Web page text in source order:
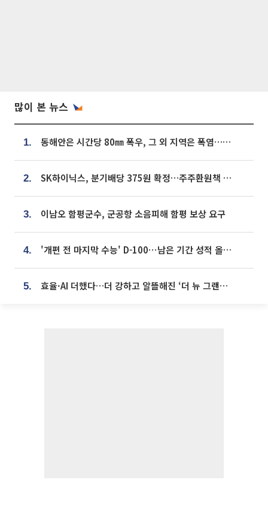
많이 본 뉴스
1. 동해안은 시간당 80㎜ 폭우, 그 외 지역은 폭염…‘극과 극 날씨’
2. SK하이닉스, 분기배당 375원 확정…주주환원책 9월로 앞당겨 발표
3. 이남오 함평군수, 군공항 소음피해 함평 보상 요구
4. '개편 전 마지막 수능' D-100⋯남은 기간 성적 올릴 전략은
5. 효율·AI 더했다…더 강하고 알뜰해진 ‘더 뉴 그랜저 하이브리드’ [ET의 모빌리티]